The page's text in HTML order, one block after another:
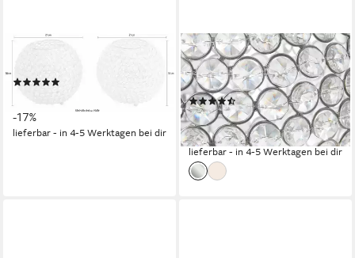
-17%
lieferbar - in 4-5 Werktagen bei dir
OTTO HOME
Teelichthalter Kristall (Set, 2
St)
(135)
31,90 € UVP49,90 €
-36%
lieferbar - in 4-5 Werktagen bei dir